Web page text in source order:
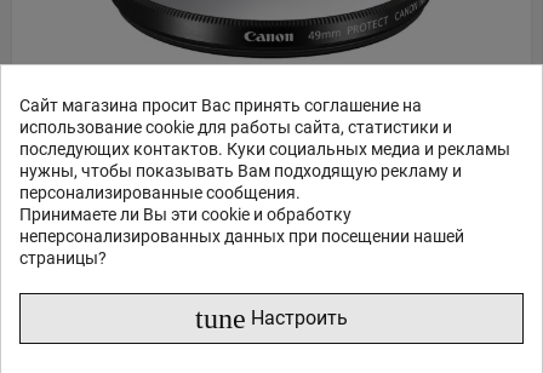
Сайт магазина просит Вас принять соглашение на
использование cookie для работы сайта, статистики и
последующих контактов. Куки социальных медиа и рекламы
нужны, чтобы показывать Вам подходящую рекламу и
персонализированные сообщения.
Принимаете ли Вы эти cookie и обработку
неперсонализированных данных при посещении нашей
страницы?
tune Настроить
Защитный фильтр Canon 49mm для объективов EF 50mm
и EF-M 0577C001
€33,98
Доставка 2 - 7 дней